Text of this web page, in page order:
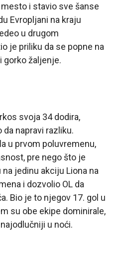
i stavio sve šanse
Evropljani na kraju
u drugom
je priliku da se popne na
gorko žaljenje.
svoja 34 dodira,
napravi razliku.
u prvom poluvremenu,
pre nego što je
jedinu akciju Liona na
i dozvolio OL da
Bio je to njegov 17. gol u
su obe ekipe dominirale,
u noći.